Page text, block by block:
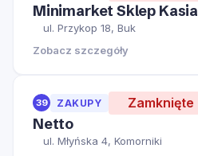
Minimarket Sklep Kasia
ul. Przykop 18, Buk
Zobacz szczegóły
39 ZAKUPY Zamknięte
Netto
ul. Młyńska 4, Komorniki